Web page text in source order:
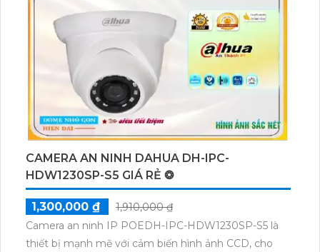
lượng, trang bị khe cắm thẻ nhớ Micro SD dung
lượng cao, hỗ trợ kết nối IP POE và khả năng nguồn
giao động 10%:12V, siêu tiết kiệm. Đặc biệt, camera
này còn có chức năng thu âm, tiêu cự cố định
3.6mm, và hỗ trợ công nghệ hồng ngoại Smart IR
siêu tiết kiệm băng thông H.265/H.264+/H.264.
CAMERA AN NINH DAHUA DH-IPC-
HDW1230SP-S5 GIÁ RẺ ❂
1,300,000 ₫
1,910,000 ₫
Camera an ninh IP POEDH-IPC-HDW1230SP-S5 là
thiết bị mạnh mẽ với cảm biến hình ảnh CCD, cho